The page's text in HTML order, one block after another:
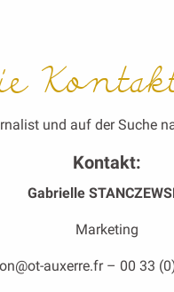
und auf der Suche
Kontakt:
Gabrielle
Marketing
auxerre.fr – 00 33